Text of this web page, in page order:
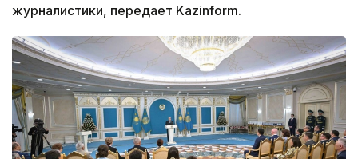
журналистики, передает Kazinform.